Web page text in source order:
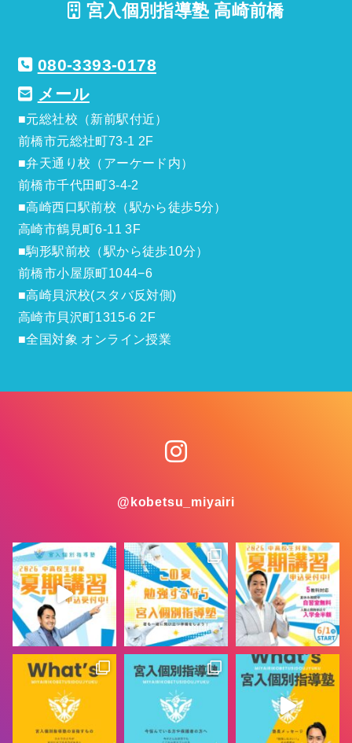
宮入個別指導塾 高崎前橋
080-3393-0178
メール
■元総社校（新前駅付近）
前橋市元総社町73-1 2F
■弁天通り校（アーケード内）
前橋市千代田町3-4-2
■高崎西口駅前校（駅から徒歩5分）
高崎市鶴見町6-11 3F
■駒形駅前校（駅から徒歩10分）
前橋市小屋原町1044−6
■高崎貝沢校(スタバ反対側)
高崎市貝沢町1315-6 2F
■全国対象 オンライン授業
@kobetsu_miyairi